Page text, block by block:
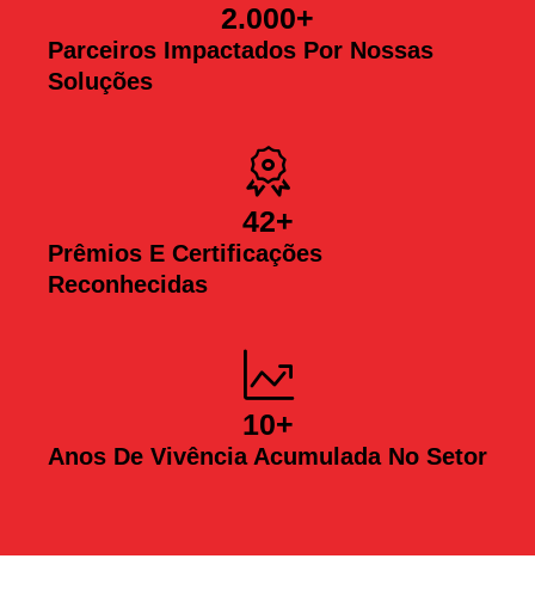
Parceiros Impactados Por Nossas
Soluções
2.000+
Prêmios E Certificações
Reconhecidas
42+
Anos De Vivência Acumulada No Setor
10+